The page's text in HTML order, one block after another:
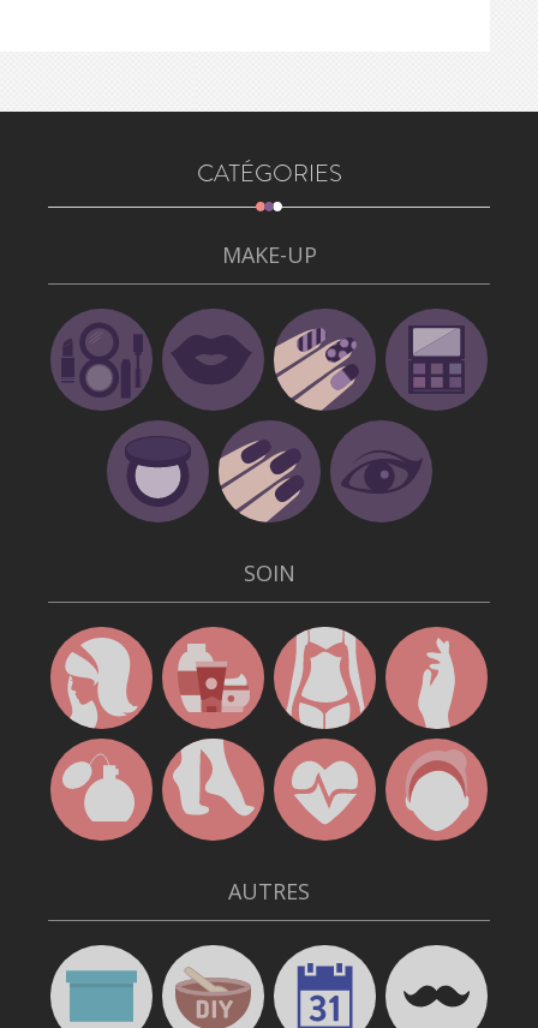
CATÉGORIES
MAKE-UP
SOIN
AUTRES